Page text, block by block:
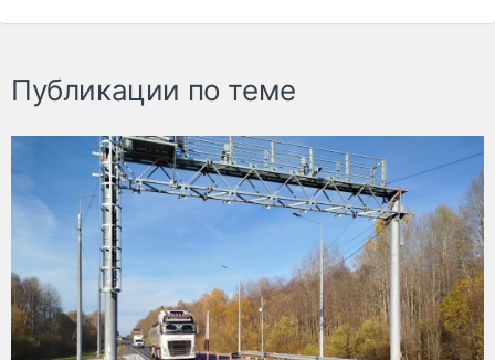
Публикации по теме